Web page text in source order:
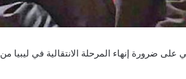
ضرورة إنهاء المرحلة الانتقالية في ليبيا من